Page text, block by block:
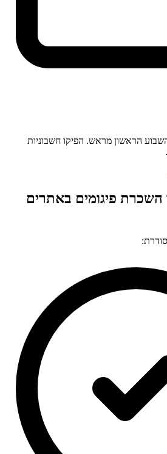
הראשון מראש. הפיקו חשבוניות
השכרת פיגומים באתרים